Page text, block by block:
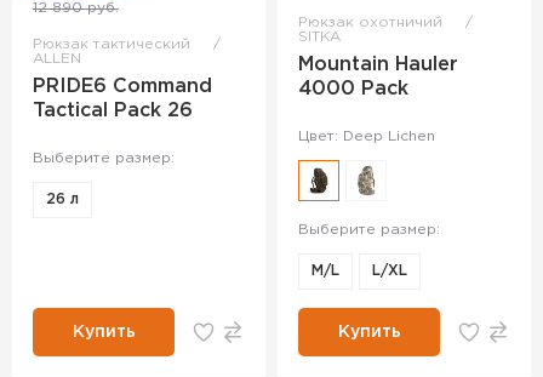
12 890 руб.
Рюкзак тактический
ALLEN
PRIDE6 Command
Tactical Pack 26
Выберите размер:
26 л
Купить
Рюкзак охотничий
SITKA
Mountain Hauler
4000 Pack
Цвет: Deep Lichen
Выберите размер:
M/L L/XL
Купить